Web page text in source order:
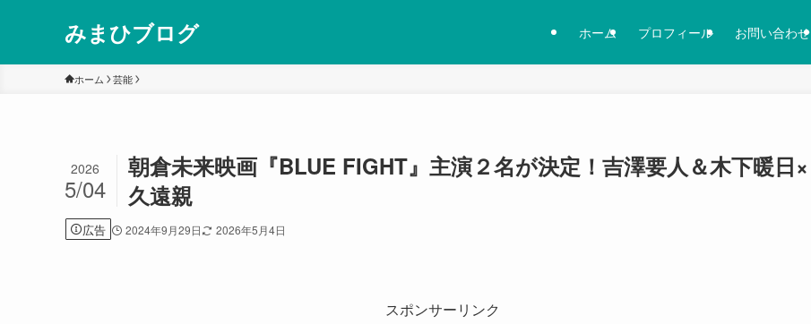
みまひブログ ホーム プロフィール お問い合わせ
ホーム 芸能
朝倉未来映画『BLUE FIGHT』主演２名が決定！吉澤要人＆木下暖日×
久遠親
2026
5/04
広告 2024年9月29日 2026年5月4日
スポンサーリンク